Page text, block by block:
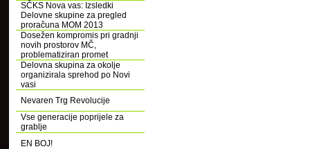
SČKS Nova vas: Izsledki
Delovne skupine za pregled
proračuna MOM 2013
Dosežen kompromis pri gradnji
novih prostorov MČ,
problematiziran promet
Delovna skupina za okolje
organizirala sprehod po Novi
vasi
Nevaren Trg Revolucije
Vse generacije poprijele za
grablje
EN BOJ!